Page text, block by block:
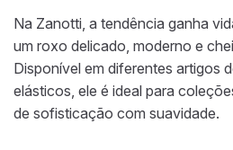
Na Zanotti, a tendência ganha
um roxo delicado, moderno e
Disponível em diferentes artigos
elásticos, ele é ideal para
de sofisticação com suavidade.